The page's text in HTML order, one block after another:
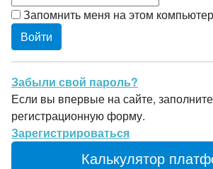
Запомнить меня на этом
Забыли свой пароль?
Если вы впервые на сайте,
регистрационную форму.
Зарегистрироваться
Калькулятор